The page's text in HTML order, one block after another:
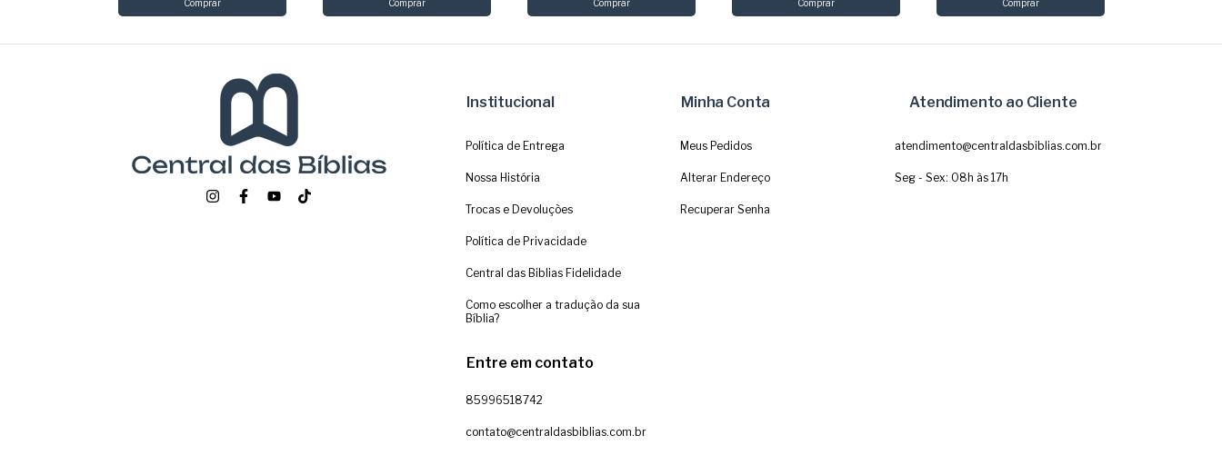
Institucional
Política de Entrega
Nossa História
Trocas e Devoluções
Política de Privacidade
Central das Biblias Fidelidade
Como escolher a tradução da sua
Bíblia?
Minha Conta
Meus Pedidos
Alterar Endereço
Recuperar Senha
Atendimento ao Cliente
atendimento@centraldasbiblias.com.br
Seg - Sex: 08h às 17h
Entre em contato
85996518742
contato@centraldasbiblias.com.br